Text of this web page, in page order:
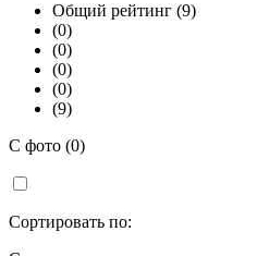
Общий рейтинг (9)
(0)
(0)
(0)
(0)
(9)
С фото (0)
Сортировать по: